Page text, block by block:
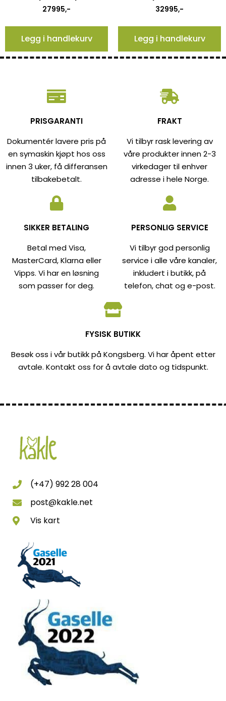
27995,-
Legg i handlekurv
32995,-
Legg i handlekurv
PRISGARANTI
Dokumentér lavere pris på
en symaskin kjøpt hos oss
innen 3 uker, få differansen
tilbakebetalt.
FRAKT
Vi tilbyr rask levering av
våre produkter innen 2-3
virkedager til enhver
adresse i hele Norge.
SIKKER BETALING
Betal med Visa,
MasterCard, Klarna eller
Vipps. Vi har en løsning
som passer for deg.
PERSONLIG SERVICE
Vi tilbyr god personlig
service i alle våre kanaler,
inkludert i butikk, på
telefon, chat og e-post.
FYSISK BUTIKK
Besøk oss i vår butikk på Kongsberg. Vi har åpent etter
avtale. Kontakt oss for å avtale dato og tidspunkt.
(+47) 992 28 004
post@kakle.net
Vis kart